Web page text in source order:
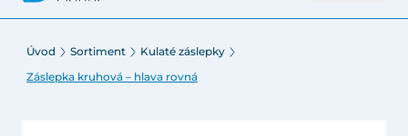
Úvod Sortiment
Kulaté záslepky
Záslepka kruhová – hlava rovná